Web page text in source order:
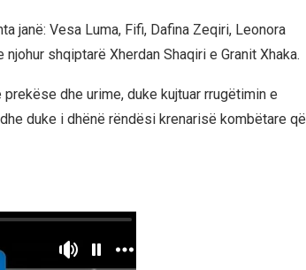
janë: Vesa Luma, Fifi, Dafina Zeqiri, Leonora
shqiptarë Xherdan Shaqiri e Granit Xhaka.
dhe urime, duke kujtuar rrugëtimin e
duke i dhënë rëndësi krenarisë kombëtare që